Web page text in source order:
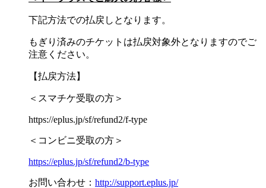
下記方法での払戻しとなります。
もぎり済みのチケットは払戻対象外となりますのでご
注意ください。
【払戻方法】
＜スマチケ受取の方＞
https://eplus.jp/sf/refund2/f-type
＜コンビニ受取の方＞
https://eplus.jp/sf/refund2/b-type
お問い合わせ： http://support.eplus.jp/